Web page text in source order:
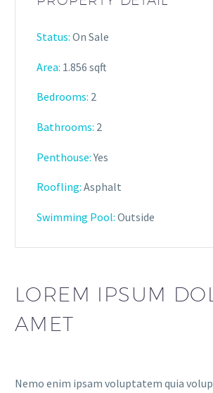
Status: On Sale
Area: 1.856 sqft
Bedrooms: 2
Bathrooms: 2
Penthouse:Yes
Roofling: Asphalt
Swimming Pool: Outside
LOREM IPSUM
AMET
Nemo enim ipsam voluptatem quia